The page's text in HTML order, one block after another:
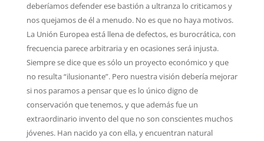
deberíamos defender ese bastión a ultranza lo criticamos y
nos quejamos de él a menudo. No es que no haya motivos.
La Unión Europea está llena de defectos, es burocrática, con
frecuencia parece arbitraria y en ocasiones será injusta.
Siempre se dice que es sólo un proyecto económico y que
no resulta “ilusionante”. Pero nuestra visión debería mejorar
si nos paramos a pensar que es lo único digno de
conservación que tenemos, y que además fue un
extraordinario invento del que no son conscientes muchos
jóvenes. Han nacido ya con ella, y encuentran natural